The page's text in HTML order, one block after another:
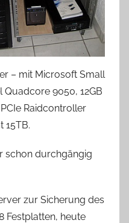
– mit Microsoft Small
Quadcore 9050, 12GB
Raidcontroller
15TB.
schon durchgängig
zur Sicherung des
Festplatten, heute